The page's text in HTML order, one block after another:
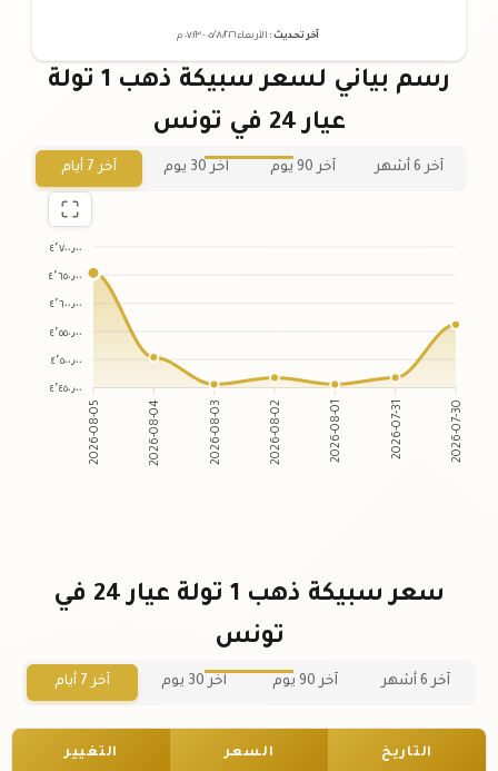
آخر تحديث : الأربعاء ٠٥ /٠٨/٢٠٢٦ - ٠٧:٢٣م
رسم بياني لسعر سبيكة ذهب 1 تولة
عيار 24 في تونس
آخر 6 أشهر آخر 90 يوم آخر 30 يوم آخر 7 أيام
٤٬٧٠٠٫٠٠
٤٬٦٥٠٫٠٠
٤٬٦٠٠٫٠٠
٤٬٥٥٠٫٠٠
٤٬٥٠٠٫٠٠
٤٬٤٥٠٫٠٠
2026-08-05 2026-08-04 2026-08-03 2026-08-02 2026-08-01 2026-07-31 2026-07-30
سعر سبيكة ذهب 1 تولة عيار 24 في
تونس
آخر 6 أشهر آخر 90 يوم آخر 30 يوم آخر 7 أيام
التاريخ السعر التغيير